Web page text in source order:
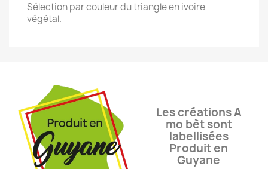
Sélection par couleur du triangle en ivoire
végétal.
Les créations A
mo bèt sont
labellisées
Produit en
Guyane